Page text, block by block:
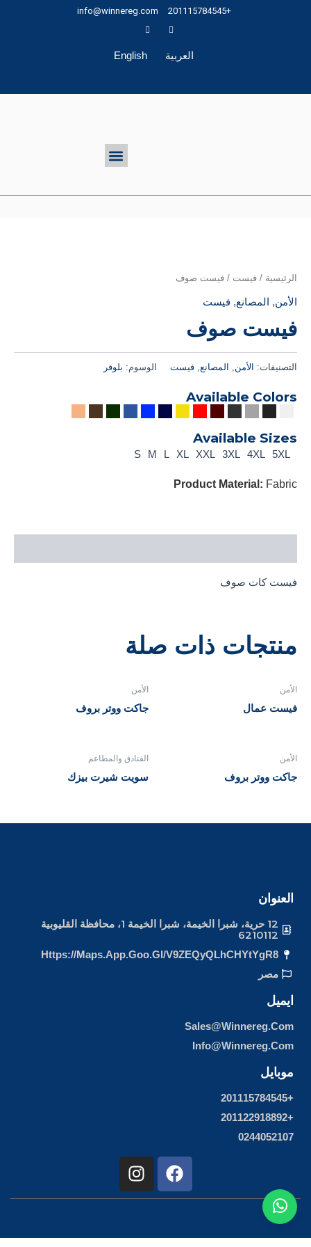
+201115784545
info@winnereg.com
العربية English
Menu
الرئيسية / فيست / فيست صوف
الأمن, المصانع, فيست
فيست صوف
التصنيفات: الأمن المصانع فيست الوسوم: بلوفر
Available Colors
Available Sizes
S M L XL XXL 3XL 4XL 5XL
Product Material: Fabric
فيست كات صوف
منتجات ذات صلة
الأمن
فيست عمال
الأمن
جاكت ووتر بروف
الأمن
جاكت ووتر بروف
الفنادق والمطاعم
سويت شيرت بيزك
العنوان
12 حرية، شبرا الخيمة، شبرا الخيمة 1، محافظة القليوبية
6210112
Https://maps.app.goo.gl/v9ZEQyQLhCHYtYgR8
مصر
ايميل
Sales@winnereg.com
Info@winnereg.com
موبايل
+201115784545
+201122918892
0244052107
F
a
c
b
I
n
s
a